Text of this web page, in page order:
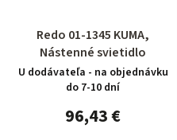
Redo 01-1345 KUMA,
Nástenné svietidlo
U dodávateľa - na objednávku
do 7-10 dní
96,43 €